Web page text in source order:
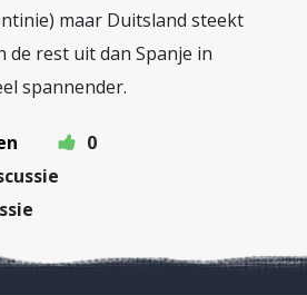
maar Duitsland steekt
de rest uit dan Spanje in
spannender.
0